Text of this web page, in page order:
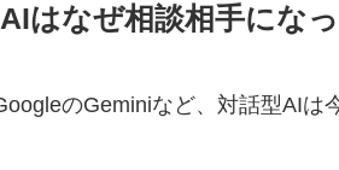
はなぜ相談相手にな
のGeminiなど、対話型AIは